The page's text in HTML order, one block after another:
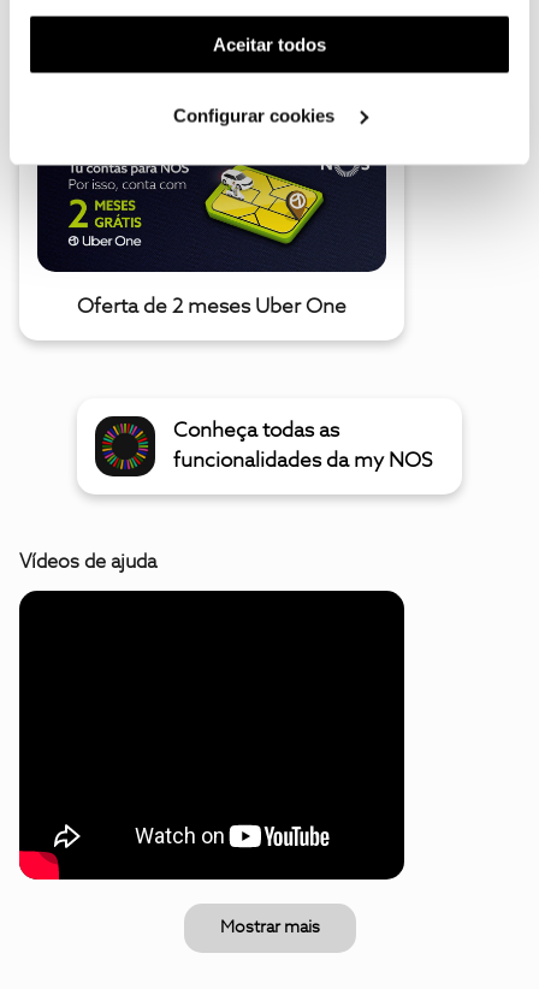
funcionalidade) e adaptar anúncios aos seus interesses
(cookies de publicidade personalizada). Pode gerir a
utilização dos cookies clicando em "Configurar
Aceitar todos
Configurar cookies
A poupança que COMBINA
Oferta de 2 meses Uber One
Conheça todas as
funcionalidades da my NOS
Vídeos de ajuda
Mostrar mais